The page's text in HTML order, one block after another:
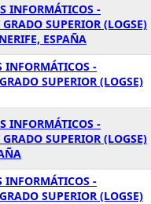
INFORMÁTICOS -
SUPERIOR (LOGSE)
ESPAÑA
INFORMÁTICOS -
SUPERIOR (LOGSE)
INFORMÁTICOS -
SUPERIOR (LOGSE)
INFORMÁTICOS -
SUPERIOR (LOGSE)